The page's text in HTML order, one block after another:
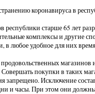
коронавируса в
старше 65 лет
комплексы и другие
в любое удобное для них
магазинов
покупки в таких
запрещено. Исключение
и часы. При этом они